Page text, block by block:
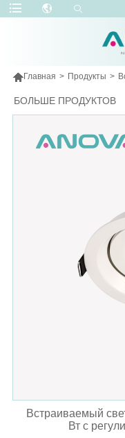
Главная > Продукты >
БОЛЬШЕ ПРОДУКТОВ
Встраиваемый
Вт с